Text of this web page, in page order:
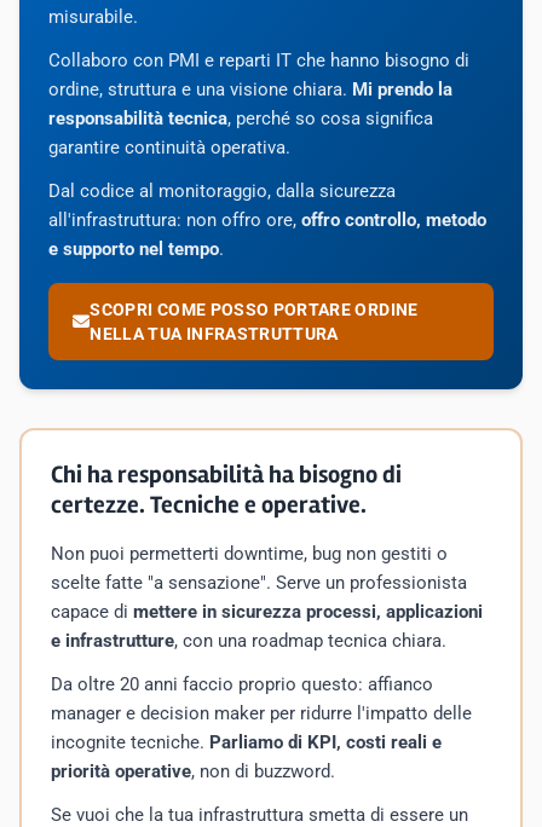
misurabile.
Collaboro con PMI e reparti IT che hanno bisogno di
ordine, struttura e una visione chiara. Mi prendo la
responsabilità tecnica, perché so cosa significa
garantire continuità operativa.
Dal codice al monitoraggio, dalla sicurezza
all'infrastruttura: non offro ore, offro controllo, metodo
e supporto nel tempo.
SCOPRI COME POSSO PORTARE ORDINE
NELLA TUA INFRASTRUTTURA
Chi ha responsabilità ha bisogno di
certezze. Tecniche e operative.
Non puoi permetterti downtime, bug non gestiti o
scelte fatte "a sensazione". Serve un professionista
capace di mettere in sicurezza processi, applicazioni
e infrastrutture, con una roadmap tecnica chiara.
Da oltre 20 anni faccio proprio questo: affianco
manager e decision maker per ridurre l'impatto delle
incognite tecniche. Parliamo di KPI, costi reali e
priorità operative, non di buzzword.
Se vuoi che la tua infrastruttura smetta di essere un